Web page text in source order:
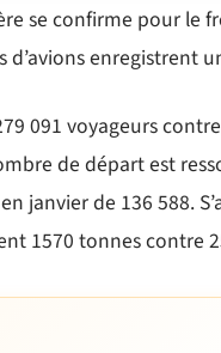
se confirme pour le
d’avions enregistrent
091 voyageurs
de départ est
janvier de 136 588.
1570 tonnes contre